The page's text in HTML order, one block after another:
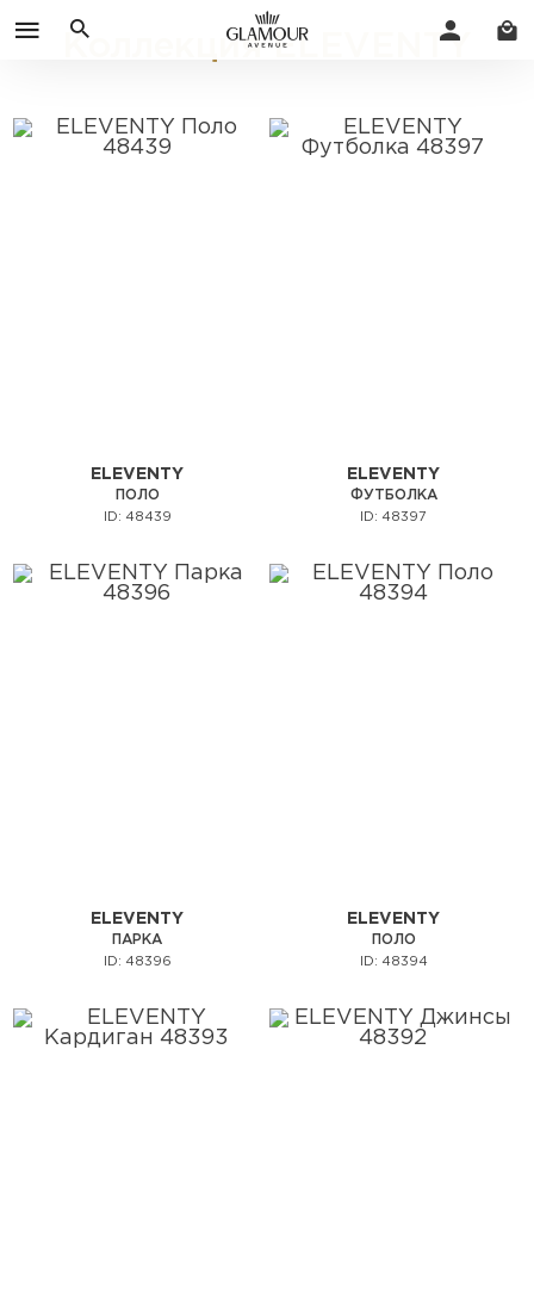
Коллекция ELEVENTY
ELEVENTY
ПОЛО
ID: 48439
ELEVENTY
ФУТБОЛКА
ID: 48397
ELEVENTY
ПАРКА
ID: 48396
ELEVENTY
ПОЛО
ID: 48394